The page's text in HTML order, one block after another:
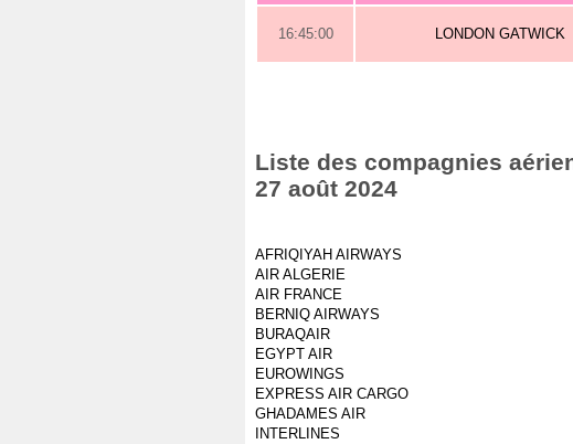
16:45:00 LONDON GATWICK
Liste des compagnies
27 août 2024
AFRIQIYAH AIRWAYS
AIR ALGERIE
AIR FRANCE
BERNIQ AIRWAYS
BURAQAIR
EGYPT AIR
EUROWINGS
EXPRESS AIR CARGO
GHADAMES AIR
INTERLINES